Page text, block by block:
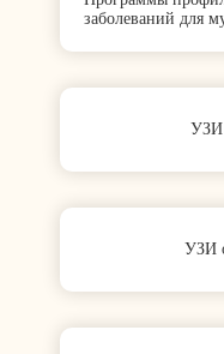
заболеваний для
УЗИ
УЗИ